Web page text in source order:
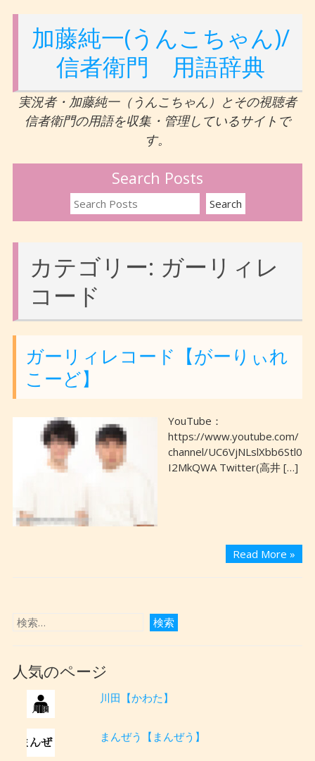
加藤純一(うんこちゃん)/
信者衛門 用語辞典
実況者・加藤純一（うんこちゃん）とその視聴者
信者衛門の用語を収集・管理しているサイトで
す。
Search Posts
カテゴリー: ガーリィレ
コード
ガーリィレコード【がーりぃれ
こーど】
YouTube：
https://www.youtube.com/
channel/UC6VjNLslXbb6Stl0
I2MkQWA Twitter(高井 […]
Read More »
人気のページ
川田【かわた】
まんぜう【まんぜう】